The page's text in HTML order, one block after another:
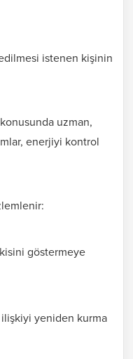
istenen kişinin
uzman,
enerjiyi kontrol
göstermeye
yeniden kurma